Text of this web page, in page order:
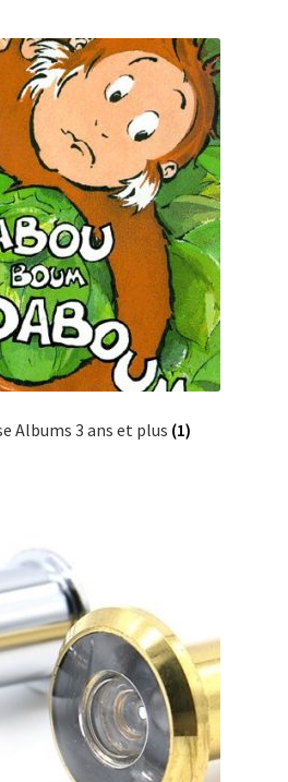
Albums 3 ans et plus (1)